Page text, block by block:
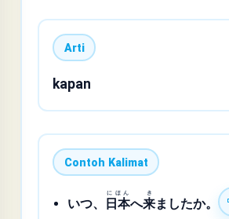
Arti
kapan
Contoh Kalimat
いつ、 日本
にほん
へ来
き
ましたか。